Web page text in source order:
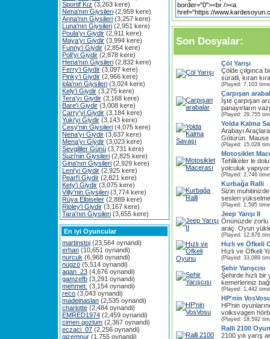
Sportif Kız (3,263 kere)
Nena'nın Giysileri (2,959 kere)
Anna'nın Giysileri (3,257 kere)
Luna'nın Giysileri (2,951 kere)
Poula'yı Giydir (2,911 kere)
Maya'yı Giydir (3,994 kere)
Funny'i Giydir (2,854 kere)
Poli'yi Giydir (2,878 kere)
Hena'nın Giysileri (2,832 kere)
Ferry'i Giydir (3,097 kere)
Pinky'i Giydir (2,966 kere)
lola'nın Giysileri (3,024 kere)
Kely'i Giydir (3,275 kere)
Tera'yı Giydir (3,168 kere)
Bare'i Giydir (3,008 kere)
Carry'yi Giydir (3,184 kere)
Yuki'yi Giydir (3,143 kere)
Cesy'nin Giysileri (4,075 kere)
Nena'yı Giydir (3,637 kere)
Mena'yı Giydir (3,023 kere)
Sevgililer Günü (3,731 kere)
Suzi'nin Giysileri (2,825 kere)
Gina'nın Giysileri (2,929 kere)
Leni'yi Giydir (2,925 kere)
Pearl'i Giydir (2,821 kere)
Kety'i Giydir (3,075 kere)
Villy'nin Giysileri (3,774 kere)
Rüya Elbiseler (2,889 kere)
Ripley'i Giydir (3,167 kere)
Tara'nın Giysileri (3,655 kere)
En iyi Oyuncular
martinstoj (23,564 oynandi)
erhan (10,651 oynandi)
nurcuk (6,968 oynandi)
nügzö (5,514 oynandi)
aqan_23 (4,676 oynandi)
gamzefb (3,291 oynandi)
mehmet. (3,154 oynandi)
reco (3,043 oynandi)
madeinaslan (2,535 oynandi)
charlotte (2,484 oynandi)
EMRED1974 (2,459 oynandi)
cimen gozlum (2,367 oynandi)
eczaci_07 (2,256 oynandi)
gizemnur (1,755 oynandi)
Son Dosyalar:
Çöl Yarışı
Çölde çılgınca
süratli, kıran
(Played: 7,103
Çarpışan
İşte çarpışan
panayırların
(Played: 29,755
Yolda Kalma
Arabayı
Götürün. Mause
(Played: 15,028
Motosiklet
Tehlikeler le
yolculuk
(Played: 2,746
Kurbağa Ralli
Sizin
sesleri
(Played: 1,595
Jeep Yarışı II
Önünüzde zorlu
araç. Oyun
(Played: 12,876
Hızlı ve Öfkeli
Hızlı ve Öfkeli
(Played: 33,089
Şehir Yarışcısı
Şehirde hızlı bir
kemerleriniz
(Played: 1,442
HP'nin
HP'nin
volksvagen
(Played: 18,592
Ralli 2100
2100 yılı yarış